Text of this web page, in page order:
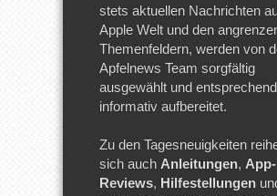
stets aktuellen Nachrichten
Apple Welt und den
Themenfeldern, werden von
Apfelnews Team sorgfältig
ausgewählt und entsprechend
informativ aufbereitet.
Zu den Tagesneuigkeiten
sich auch Anleitungen, App-
Reviews, Hilfestellungen